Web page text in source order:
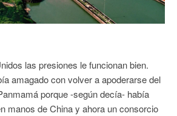
las presiones le funcionan bien.
amagado con volver a apoderarse del
porque -según decía- había
manos de China y ahora un consorcio